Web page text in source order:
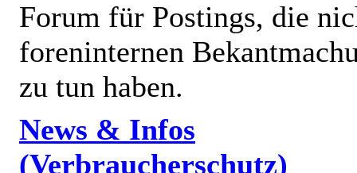
Forum für Postings, die
foreninternen
zu tun haben.
News & Infos
(Verbraucherschutz)